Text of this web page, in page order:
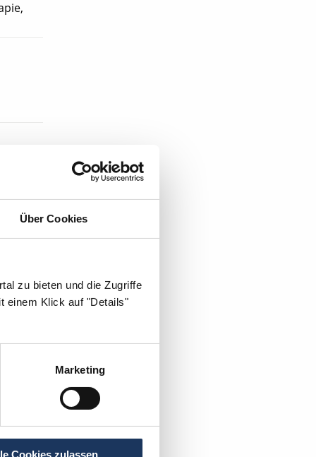
Über Cookies
zu bieten und die Zugriffe
einem Klick auf "Details"
Marketing
Cookies zulassen